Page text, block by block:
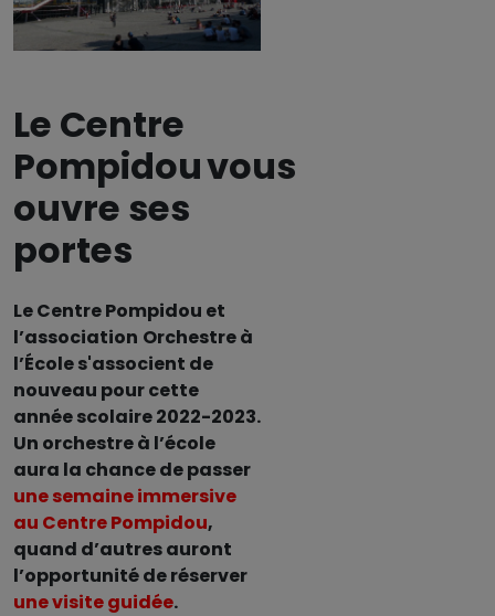
Le Centre
Pompidou vous
ouvre ses
portes
Le Centre Pompidou et
l’association Orchestre à
l’École s'associent de
nouveau pour cette
année scolaire 2022-2023.
Un orchestre à l’école
aura la chance de passer
une semaine immersive
au Centre Pompidou,
quand d’autres auront
l’opportunité de réserver
une visite guidée.